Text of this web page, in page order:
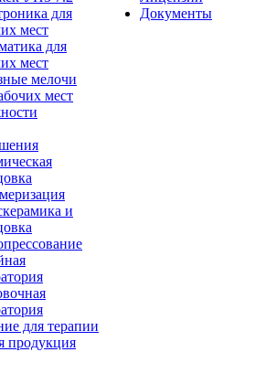
для
мест
для
мест
мелочи
мест
и
для терапии
продукция
Документы